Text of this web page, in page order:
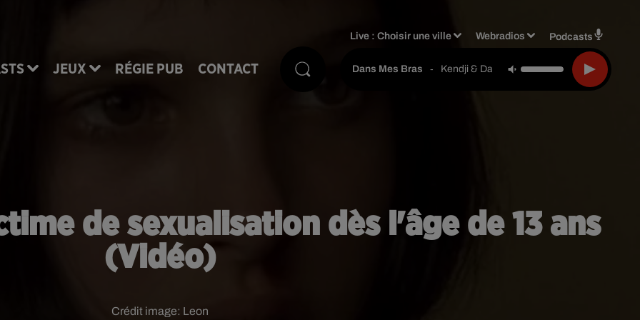
JEUX RÉGIE PUB CONTACT
Live :Choisir une ville Webradios Podcasts
Dans Mes Bras - Kendji & Dadju
de sexualisation dès l'âge de 13 ans
(Vidéo)
Crédit image: Leon